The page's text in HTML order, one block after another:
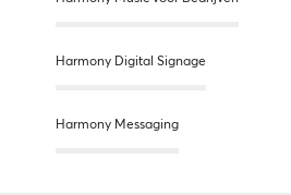
Harmony Digital Signage
Harmony Messaging